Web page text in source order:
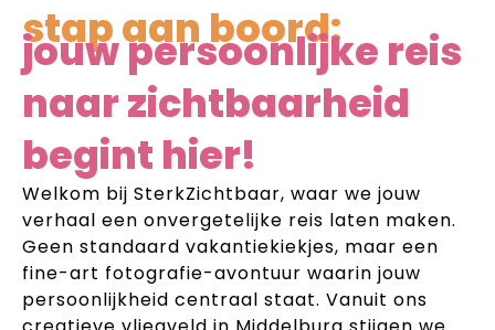
stap aan boord:
jouw persoonlijke reis
naar zichtbaarheid
begint hier!
Welkom bij SterkZichtbaar, waar we jouw
verhaal een onvergetelijke reis laten maken.
Geen standaard vakantiekiekjes, maar een
fine-art fotografie-avontuur waarin jouw
persoonlijkheid centraal staat. Vanuit ons